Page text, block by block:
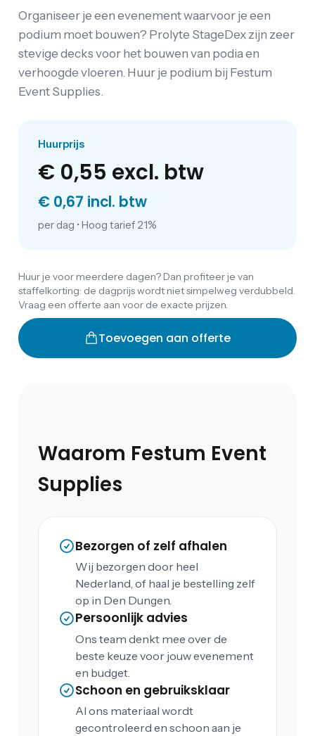
Organiseer je een evenement waarvoor je een
podium moet bouwen? Prolyte StageDex zijn zeer
stevige decks voor het bouwen van podia en
verhoogde vloeren. Huur je podium bij Festum
Event Supplies.
Huurprijs
€ 0,55 excl. btw
€ 0,67 incl. btw
per dag • Hoog tarief 21%
Huur je voor meerdere dagen? Dan profiteer je van
staffelkorting: de dagprijs wordt niet simpelweg verdubbeld.
Vraag een offerte aan voor de exacte prijzen.
Toevoegen aan offerte
Waarom Festum Event
Supplies
Bezorgen of zelf afhalen
Wij bezorgen door heel
Nederland, of haal je bestelling zelf
op in Den Dungen.
Persoonlijk advies
Ons team denkt mee over de
beste keuze voor jouw evenement
en budget.
Schoon en gebruiksklaar
Al ons materiaal wordt
gecontroleerd en schoon aan je